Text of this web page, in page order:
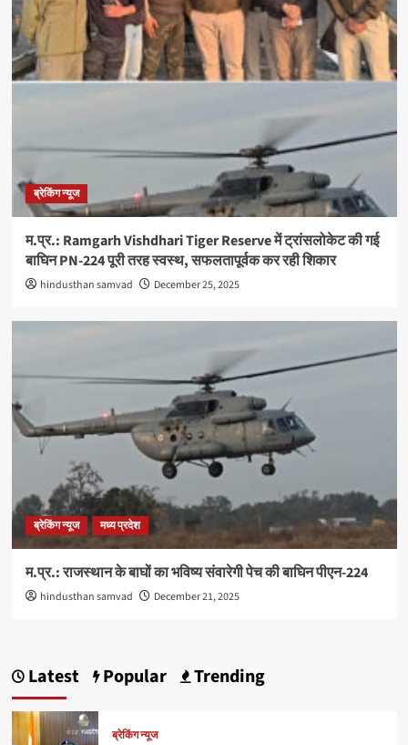
ब्रेकिंग न्यूज
म.प्र.: Ramgarh Vishdhari Tiger Reserve में ट्रांसलोकेट की गई
बाघिन PN-224 पूरी तरह स्वस्थ, सफलतापूर्वक कर रही शिकार
hindusthan samvad December 25, 2025
ब्रेकिंग न्यूज मध्य प्रदेश
म.प्र.: राजस्थान के बाघों का भविष्य संवारेगी पेच की बाघिन पीएन-224
hindusthan samvad December 21, 2025
Latest Popular Trending
ब्रेकिंग न्यूज